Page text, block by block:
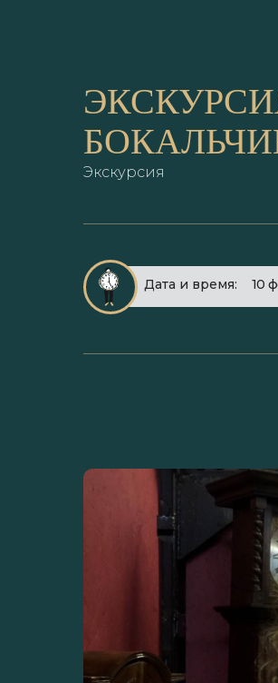
Экскурсия
10
Дата и время: